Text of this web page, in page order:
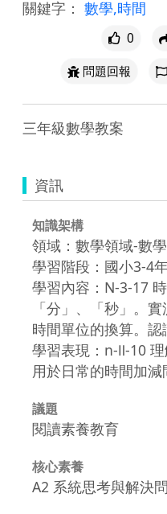
關鍵字： 數學,時間
0
問題回報
三年級數學教案
資訊
知識架構
領域：數學領域-數學
學習階段：國小3-4
學習內容：N-3-17
「分」、「秒」。
時間單位的換算。認
學習表現：n-Ⅱ-10
用於日常的時間加減
議題
閱讀素養教育
核心素養
A2 系統思考與解決